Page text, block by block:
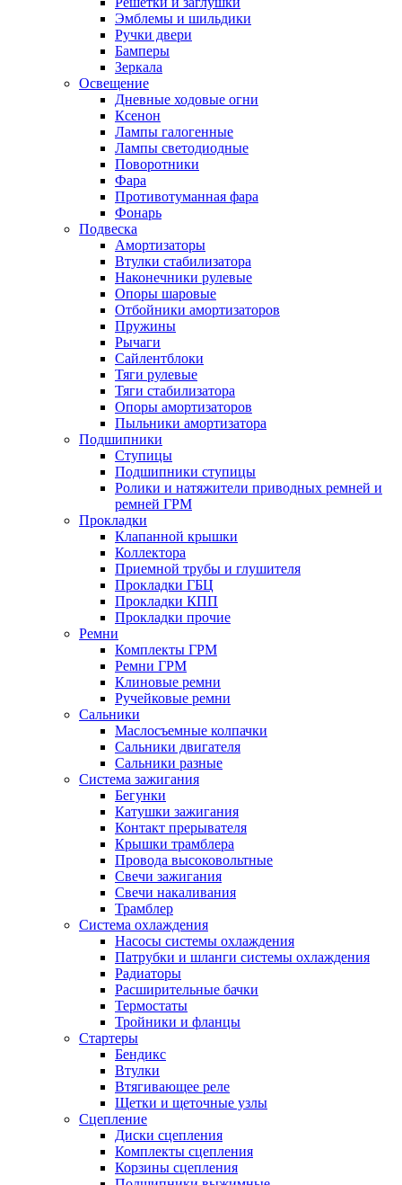
Эмблемы и шильдики
Ручки двери
Бамперы
Зеркала
Освещение
Дневные ходовые огни
Ксенон
Лампы галогенные
Лампы светодиодные
Поворотники
Фара
Противотуманная фара
Фонарь
Подвеска
Амортизаторы
Втулки стабилизатора
Наконечники рулевые
Опоры шаровые
Отбойники амортизаторов
Пружины
Рычаги
Сайлентблоки
Тяги рулевые
Тяги стабилизатора
Опоры амортизаторов
Пыльники амортизатора
Подшипники
Ступицы
Подшипники ступицы
Ролики и натяжители приводных ремней и
ремней ГРМ
Прокладки
Клапанной крышки
Коллектора
Приемной трубы и глушителя
Прокладки ГБЦ
Прокладки КПП
Прокладки прочие
Ремни
Комплекты ГРМ
Ремни ГРМ
Клиновые ремни
Ручейковые ремни
Сальники
Маслосъемные колпачки
Сальники двигателя
Сальники разные
Система зажигания
Бегунки
Катушки зажигания
Контакт прерывателя
Крышки трамблера
Провода высоковольтные
Свечи зажигания
Свечи накаливания
Трамблер
Система охлаждения
Насосы системы охлаждения
Патрубки и шланги системы охлаждения
Радиаторы
Расширительные бачки
Термостаты
Тройники и фланцы
Стартеры
Бендикс
Втулки
Втягивающее реле
Щетки и щеточные узлы
Сцепление
Диски сцепления
Комплекты сцепления
Корзины сцепления